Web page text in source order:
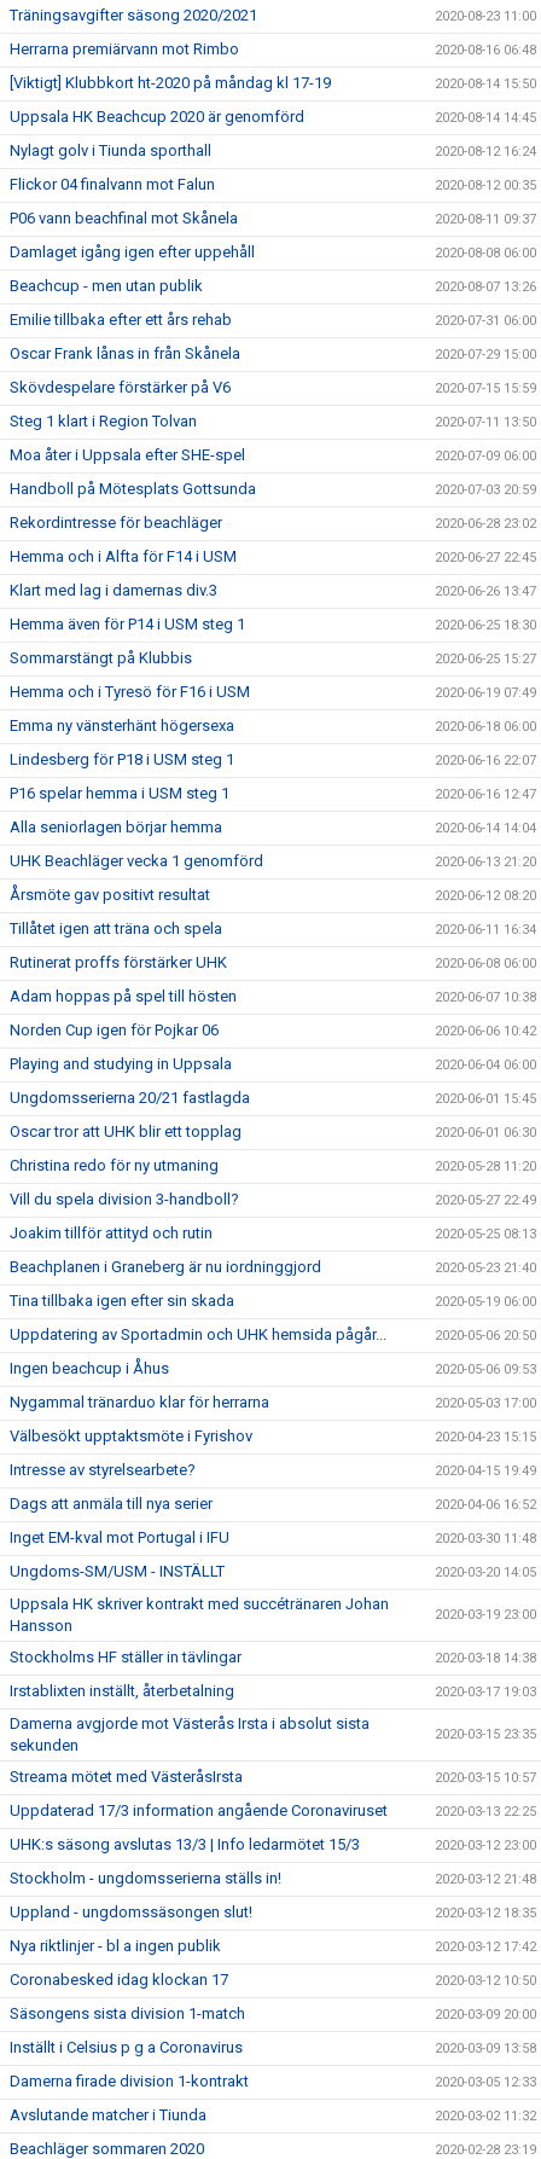
Träningsavgifter säsong 2020/2021 2020-08-23 11:00
Herrarna premiärvann mot Rimbo 2020-08-16 06:48
[Viktigt] Klubbkort ht-2020 på måndag kl 17-19 2020-08-14 15:50
Uppsala HK Beachcup 2020 är genomförd 2020-08-14 14:45
Nylagt golv i Tiunda sporthall 2020-08-12 16:24
Flickor 04 finalvann mot Falun 2020-08-12 00:35
P06 vann beachfinal mot Skånela 2020-08-11 09:37
Damlaget igång igen efter uppehåll 2020-08-08 06:00
Beachcup - men utan publik 2020-08-07 13:26
Emilie tillbaka efter ett års rehab 2020-07-31 06:00
Oscar Frank lånas in från Skånela 2020-07-29 15:00
Skövdespelare förstärker på V6 2020-07-15 15:59
Steg 1 klart i Region Tolvan 2020-07-11 13:50
Moa åter i Uppsala efter SHE-spel 2020-07-09 06:00
Handboll på Mötesplats Gottsunda 2020-07-03 20:59
Rekordintresse för beachläger 2020-06-28 23:02
Hemma och i Alfta för F14 i USM 2020-06-27 22:45
Klart med lag i damernas div.3 2020-06-26 13:47
Hemma även för P14 i USM steg 1 2020-06-25 18:30
Sommarstängt på Klubbis 2020-06-25 15:27
Hemma och i Tyresö för F16 i USM 2020-06-19 07:49
Emma ny vänsterhänt högersexa 2020-06-18 06:00
Lindesberg för P18 i USM steg 1 2020-06-16 22:07
P16 spelar hemma i USM steg 1 2020-06-16 12:47
Alla seniorlagen börjar hemma 2020-06-14 14:04
UHK Beachläger vecka 1 genomförd 2020-06-13 21:20
Årsmöte gav positivt resultat 2020-06-12 08:20
Tillåtet igen att träna och spela 2020-06-11 16:34
Rutinerat proffs förstärker UHK 2020-06-08 06:00
Adam hoppas på spel till hösten 2020-06-07 10:38
Norden Cup igen för Pojkar 06 2020-06-06 10:42
Playing and studying in Uppsala 2020-06-04 06:00
Ungdomsserierna 20/21 fastlagda 2020-06-01 15:45
Oscar tror att UHK blir ett topplag 2020-06-01 06:30
Christina redo för ny utmaning 2020-05-28 11:20
Vill du spela division 3-handboll? 2020-05-27 22:49
Joakim tillför attityd och rutin 2020-05-25 08:13
Beachplanen i Graneberg är nu iordninggjord 2020-05-23 21:40
Tina tillbaka igen efter sin skada 2020-05-19 06:00
Uppdatering av Sportadmin och UHK hemsida pågår... 2020-05-06 20:50
Ingen beachcup i Åhus 2020-05-06 09:53
Nygammal tränarduo klar för herrarna 2020-05-03 17:00
Välbesökt upptaktsmöte i Fyrishov 2020-04-23 15:15
Intresse av styrelsearbete? 2020-04-15 19:49
Dags att anmäla till nya serier 2020-04-06 16:52
Inget EM-kval mot Portugal i IFU 2020-03-30 11:48
Ungdoms-SM/USM - INSTÄLLT 2020-03-20 14:05
Uppsala HK skriver kontrakt med succétränaren Johan
Hansson
2020-03-19 23:00
Stockholms HF ställer in tävlingar 2020-03-18 14:38
Irstablixten inställt, återbetalning 2020-03-17 19:03
Damerna avgjorde mot Västerås Irsta i absolut sista
sekunden
2020-03-15 23:35
Streama mötet med VästeråsIrsta 2020-03-15 10:57
Uppdaterad 17/3 information angående Coronaviruset 2020-03-13 22:25
UHK:s säsong avslutas 13/3 | Info ledarmötet 15/3 2020-03-12 23:00
Stockholm - ungdomsserierna ställs in! 2020-03-12 21:48
Uppland - ungdomssäsongen slut! 2020-03-12 18:35
Nya riktlinjer - bl a ingen publik 2020-03-12 17:42
Coronabesked idag klockan 17 2020-03-12 10:50
Säsongens sista division 1-match 2020-03-09 20:00
Inställt i Celsius p g a Coronavirus 2020-03-09 13:58
Damerna firade division 1-kontrakt 2020-03-05 12:33
Avslutande matcher i Tiunda 2020-03-02 11:32
Beachläger sommaren 2020 2020-02-28 23:19